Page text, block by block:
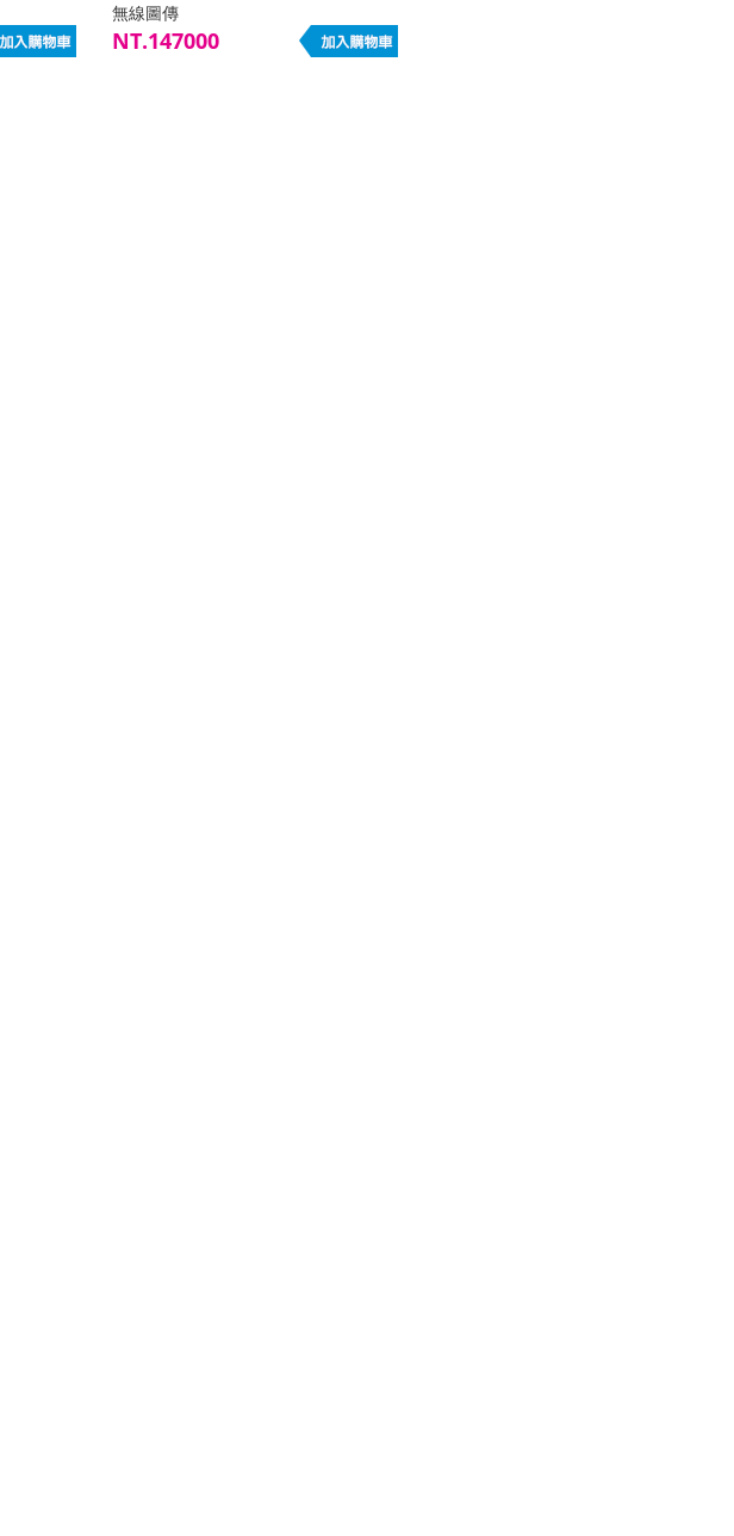
無線圖傳
NT.147000